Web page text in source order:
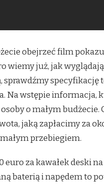
obejrzeć film
wiemy już, jak
sprawdźmy specyfikację
Na wstępie informacja,
o małym budżecie.
jaką zapłacimy za
przebiegiem.
euro za kawałek deski
baterią i napędem to